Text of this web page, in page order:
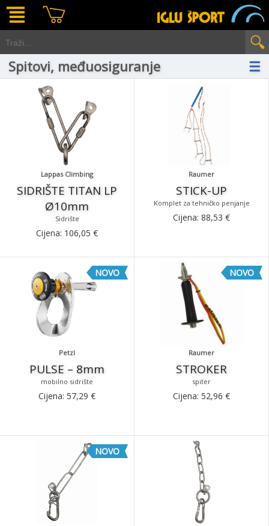
Spitovi, međuosiguranje ☰
Lappas Climbing
SIDRIŠTE TITAN LP
Ø10mm
Sidrište
Cijena: 106,05 €
Raumer
STICK-UP
Komplet za tehničko penjanje
Cijena: 88,53 €
Petzl
PULSE – 8mm
mobilno sidrište
NOVO
Cijena: 57,29 €
Raumer
STROKER
spiter
NOVO
Cijena: 52,96 €
NOVO